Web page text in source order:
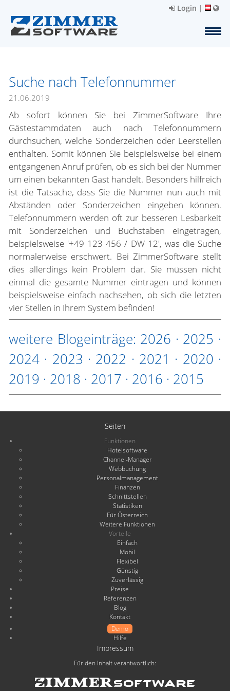
Login |
Suche nach Telefonnummer
21.06.2019
Ab sofort können Sie bei ZimmerSoftware Ihre
Gästestammdaten auch nach Telefonnummern
durchsuchen, welche Sonderzeichen oder Leerstellen
enthalten. Somit können Sie beispielsweise bei einem
entgangenen Anruf prüfen, ob es sich bei der Nummer
um einen bekannten Gast handelt. Besonders hilfreich
ist die Tatsache, dass Sie die Nummer nun auch mit
Abständen oder Sonderzeichen eingeben können.
Telefonnummern werden oft zur besseren Lesbarkeit
mit Sonderzeichen und Buchstaben eingetragen,
beispielsweise '+49 123 456 / DW 12', was die Suche
normalerweise erschwert. Bei ZimmerSoftware stellt
dies allerdings kein Problem dar. Sie müssen nicht
einmal die gesamte Nummer eintragen und können
beispielsweise einfach nachsehen, ob sich die letzten
vier Stellen in Ihrem System befinden!
weitere Blogeinträge: 2026 · 2025 ·
2024 · 2023 · 2022 · 2021 · 2020 ·
2019 · 2018 · 2017 · 2016 · 2015
Seiten
Funktionen
Hotelsoftware
Channel-Manager
Webbuchung
Personalmanagement
Finanzen
Schnittstellen
Statistiken
Für Österreich
Weitere Funktionen
Vorteile
Einfach
Mobil
Flexibel
Günstig
Zuverlässig
Preise
Referenzen
Blog
Kontakt
Demo
Hilfe
Impressum
Für den Inhalt verantwortlich: